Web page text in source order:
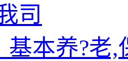
司
基本养?老